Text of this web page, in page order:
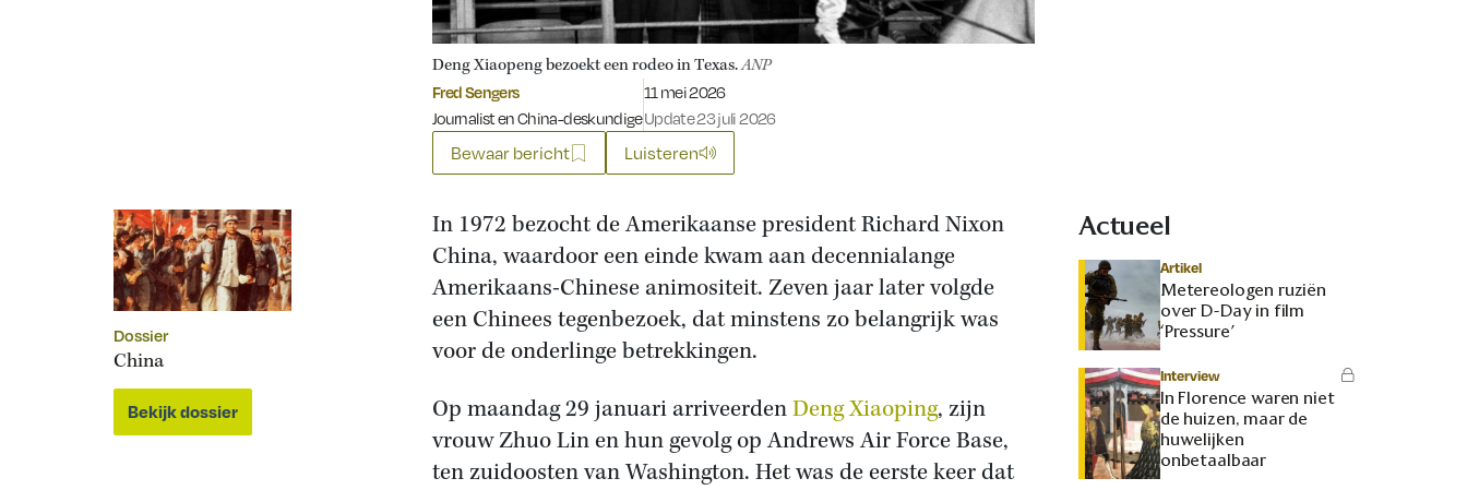
Deng Xiaopeng bezoekt een rodeo in Texas.ANP
Fred Sengers
Journalist en China-deskundige
Gepubliceerd op:
11 mei 2026
Update 23 juli 2026
Bewaar bericht Luisteren
Dossier
China
Bekijk dossier
In 1972 bezocht de Amerikaanse president Richard Nixon
China, waardoor een einde kwam aan decennialange
Amerikaans-Chinese animositeit. Zeven jaar later volgde
een Chinees tegenbezoek, dat minstens zo belangrijk was
voor de onderlinge betrekkingen.
Op maandag 29 januari arriveerdenDeng Xiaoping, zijn
vrouw Zhuo Lin en hun gevolg op Andrews Air Force Base,
ten zuidoosten van Washington. Het was de eerste keer dat
Actueel
Artikel
Metereologen ruziën
over D-Day in film
‘Pressure’
Interview
In Florence waren niet
de huizen, maar de
huwelijken
onbetaalbaar